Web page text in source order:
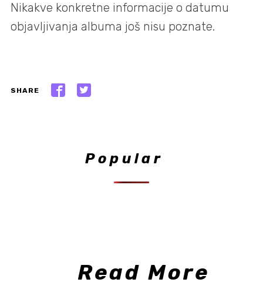
Nikakve konkretne informacije o datumu
objavljivanja albuma još nisu poznate.
SHARE
Popular
Read More